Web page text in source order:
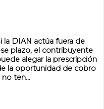
la DIAN actúa fuera de
plazo, el contribuyente
alegar la prescripción
la oportunidad de cobro
no ten...